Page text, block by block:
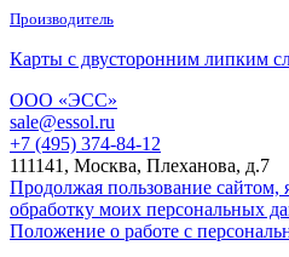
Производитель
Карты с двусторонним липким
ООО «ЭСС»
sale@essol.ru
+7 (495) 374-84-12
111141, Москва, Плеханова, д.7
Продолжая пользование сайтом,
обработку моих персональных
Положение о работе с